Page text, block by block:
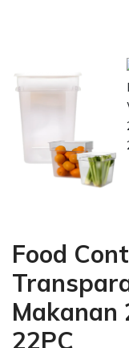
Food
Makanan
22PC